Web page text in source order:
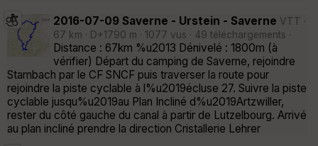
2016-07-09 Saverne - Urstein - Saverne VTT ·
67 km · D+1790 m · 1077 vus · 49 téléchargements ·
Distance : 67km %u2013 Dénivelé : 1800m (à
vérifier) Départ du camping de Saverne, rejoindre
Stambach par le CF SNCF puis traverser la route pour
rejoindre la piste cyclable à l%u2019écluse 27. Suivre la piste
cyclable jusqu%u2019au Plan Incliné d%u2019Artzwiller,
rester du côté gauche du canal à partir de Lutzelbourg. Arrivé
au plan incliné prendre la direction Cristallerie Lehrer